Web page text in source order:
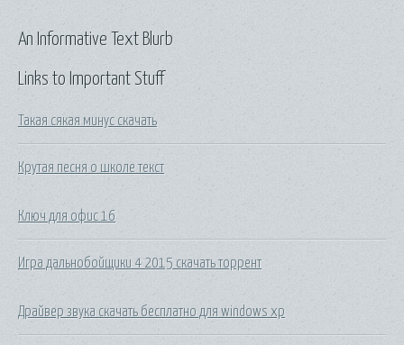
Links to Important Stuff
Такая сякая минус скачать
Крутая песня о школе текст
Ключ для офис 16
Игра дальнобойщики 4 2015 скачать торрент
Драйвер звука скачать бесплатно для windows xp
An Informative Text Blurb